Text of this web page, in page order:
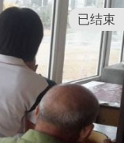
已结束